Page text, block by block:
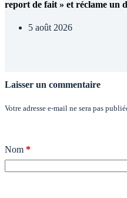
report de fait » et réclame un
5 août 2026
Laisser un commentaire
Votre adresse e-mail ne sera pas
Nom *